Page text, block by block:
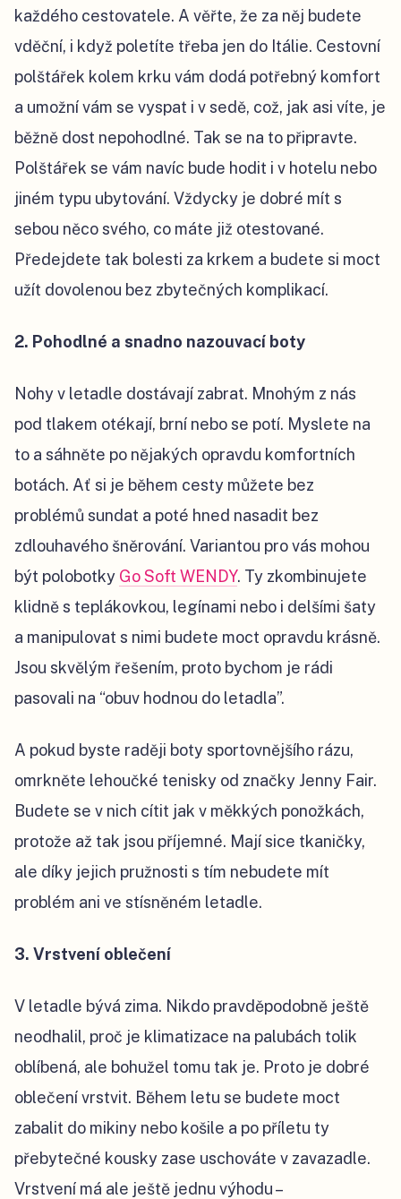
každého cestovatele. A věřte, že za něj budete
vděční, i když poletíte třeba jen do Itálie. Cestovní
polštářek kolem krku vám dodá potřebný komfort
a umožní vám se vyspat i v sedě, což, jak asi víte, je
běžně dost nepohodlné. Tak se na to připravte.
Polštářek se vám navíc bude hodit i v hotelu nebo
jiném typu ubytování. Vždycky je dobré mít s
sebou něco svého, co máte již otestované.
Předejdete tak bolesti za krkem a budete si moct
užít dovolenou bez zbytečných komplikací.
2. Pohodlné a snadno nazouvací boty
Nohy v letadle dostávají zabrat. Mnohým z nás
pod tlakem otékají, brní nebo se potí. Myslete na
to a sáhněte po nějakých opravdu komfortních
botách. Ať si je během cesty můžete bez
problémů sundat a poté hned nasadit bez
zdlouhavého šněrování. Variantou pro vás mohou
být polobotky Go Soft WENDY. Ty zkombinujete
klidně s teplákovkou, legínami nebo i delšími šaty
a manipulovat s nimi budete moct opravdu krásně.
Jsou skvělým řešením, proto bychom je rádi
pasovali na “obuv hodnou do letadla”.
A pokud byste raději boty sportovnějšího rázu,
omrkněte lehoučké tenisky od značky Jenny Fair.
Budete se v nich cítit jak v měkkých ponožkách,
protože až tak jsou příjemné. Mají sice tkaničky,
ale díky jejich pružnosti s tím nebudete mít
problém ani ve stísněném letadle.
3. Vrstvení oblečení
V letadle bývá zima. Nikdo pravděpodobně ještě
neodhalil, proč je klimatizace na palubách tolik
oblíbená, ale bohužel tomu tak je. Proto je dobré
oblečení vrstvit. Během letu se budete moct
zabalit do mikiny nebo košile a po příletu ty
přebytečné kousky zase uschováte v zavazadle.
Vrstvení má ale ještě jednu výhodu –